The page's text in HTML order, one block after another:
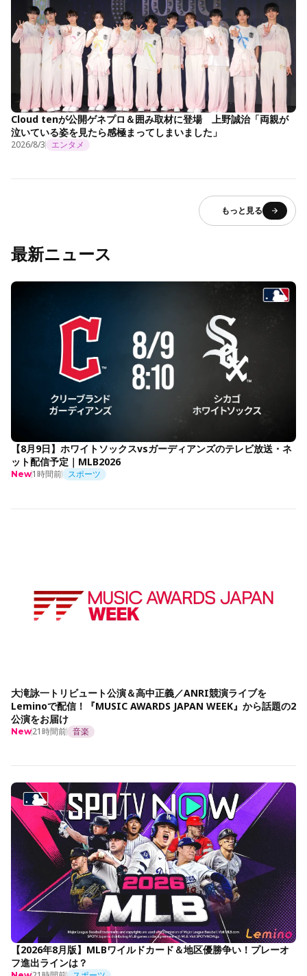
Cloud tenが公開ゲネプロ＆囲み取材に登場 上野誠治「両親が
泣いている姿を見たら感極まってしまいました」
2026/8/3 エンタメ
もっと見る
最新ニュース
【8月9日】ホワイトソックスvsガーディアンズのテレビ放送・ネ
ット配信予定｜MLB2026
New1時間前 スポーツ
大滝詠一トリビュート公演＆高中正義／ANRI競演ライブを
Leminoで配信！『MUSIC AWARDS JAPAN WEEK』から話題の2
公演をお届け
New21時間前 音楽
【2026年8月版】MLBワイルドカード＆地区優勝争い！プレーオ
フ進出ラインは？